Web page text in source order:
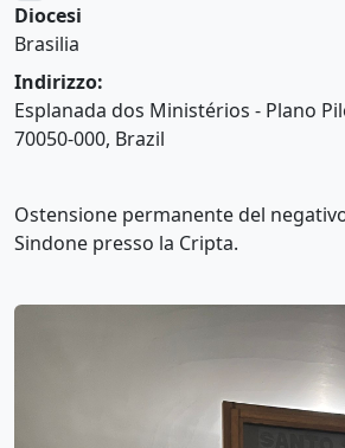
Diocesi
Brasilia
Indirizzo:
Esplanada dos Ministérios - Plano
70050-000, Brazil
Ostensione permanente del
Sindone presso la Cripta.